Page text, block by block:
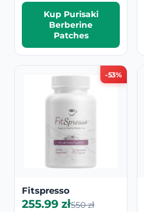
Kup Purisaki
Berberine
Patches
-53%
Fitspresso
255.99 zł550 zł